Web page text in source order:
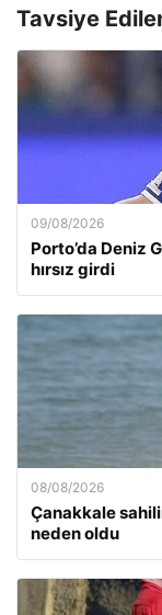
Tavsiye
09/08/2026
Porto’da Deniz
hırsız girdi
08/08/2026
Çanakkale
neden oldu